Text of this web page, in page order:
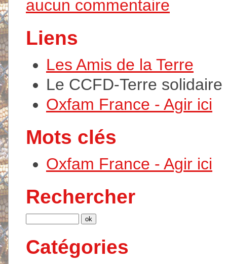
aucun commentaire
Liens
Les Amis de la Terre
Le CCFD-Terre solidaire
Oxfam France - Agir ici
Mots clés
Oxfam France - Agir ici
Rechercher
Catégories